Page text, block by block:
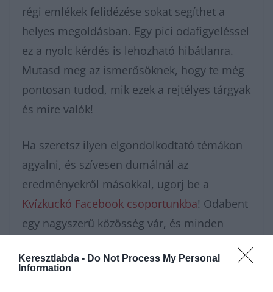
Keresztlabda - Do Not Process My Personal
Information
régi emlékek felidézése sokat segíthet a
helyes megoldásban. Egy pici odafigyeléssel
ez a nyolc kérdés is lehozható hibátlanra.
Mutasd meg az ismerősöknek, hogy te még
pontosan tudod, mik ezek a rejtélyes tárgyak
és mire valók!
Ha szeretsz ilyen elgondolkodtató témákon
agyalni, és szívesen dumálnál az
eredményekről másokkal, ugorj be a
Kvízkuckó Facebook csoportunkba! Odabent
egy nagyszerű közösség vár, és minden
Ha pedig rögtön pörgetnéd tovább a